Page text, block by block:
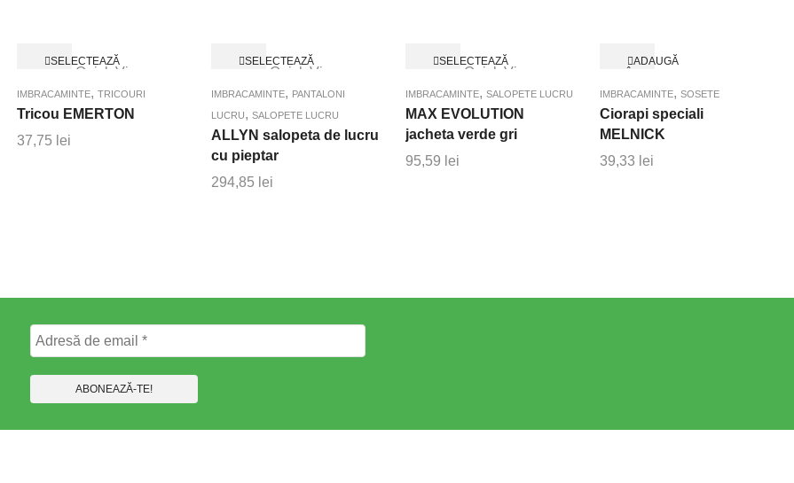
SELECTEAZĂ
Acest
produs
are
mai
Quick View
IMBRACAMINTE, TRICOURI
Tricou EMERTON
37,75 lei
SELECTEAZĂ
Acest
produs
are
mai
multe
variații.
pot
Quick View
IMBRACAMINTE, PANTALONI
LUCRU, SALOPETE LUCRU
ALLYN salopeta de lucru
cu pieptar
294,85 lei
SELECTEAZĂ
Acest
produs
are
mai
multe
Quick View
IMBRACAMINTE, SALOPETE LUCRU
MAX EVOLUTION
jacheta verde gri
95,59 lei
ADAUGĂ
IMBRACAMINTE, SOSETE
Ciorapi speciali
MELNICK
39,33 lei